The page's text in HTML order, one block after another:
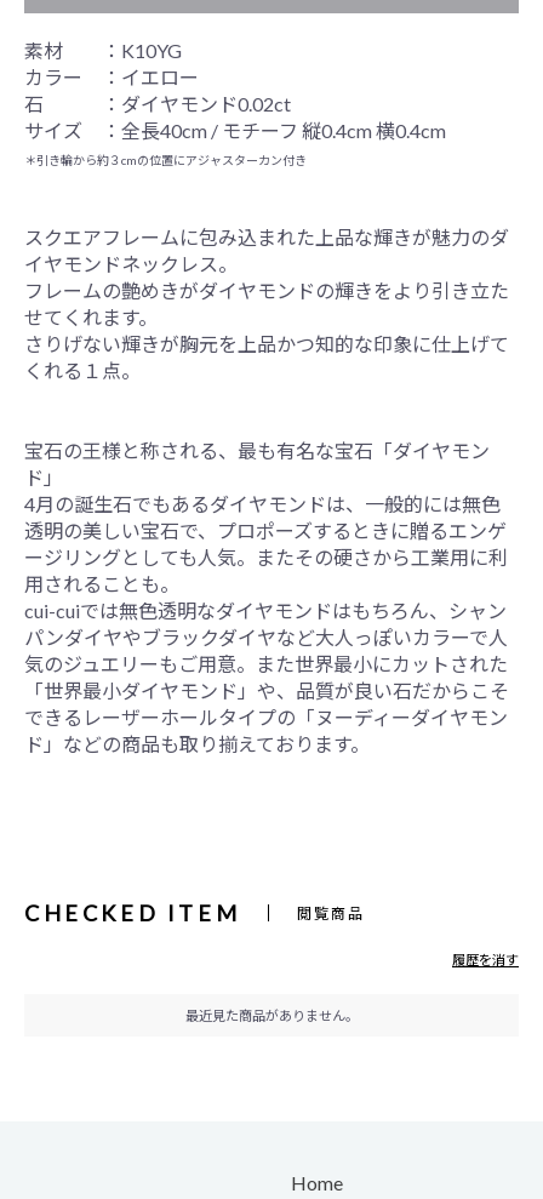
素材 ：K10YG
カラー ：イエロー
石 ：ダイヤモンド0.02ct
サイズ ：全長40cm / モチーフ 縦0.4cm 横0.4cm
＊引き輪から約３cmの位置にアジャスターカン付き
スクエアフレームに包み込まれた上品な輝きが魅力のダ
イヤモンドネックレス。
フレームの艶めきがダイヤモンドの輝きをより引き立た
せてくれます。
さりげない輝きが胸元を上品かつ知的な印象に仕上げて
くれる１点。
宝石の王様と称される、最も有名な宝石「ダイヤモン
ド」
4月の誕生石でもあるダイヤモンドは、一般的には無色
透明の美しい宝石で、プロポーズするときに贈るエンゲ
ージリングとしても人気。またその硬さから工業用に利
用されることも。
cui-cuiでは無色透明なダイヤモンドはもちろん、シャン
パンダイヤやブラックダイヤなど大人っぽいカラーで人
気のジュエリーもご用意。また世界最小にカットされた
「世界最小ダイヤモンド」や、品質が良い石だからこそ
できるレーザーホールタイプの「ヌーディーダイヤモン
ド」などの商品も取り揃えております。
CHECKED ITEM 閲覧商品
履歴を消す
最近見た商品がありません。
Home